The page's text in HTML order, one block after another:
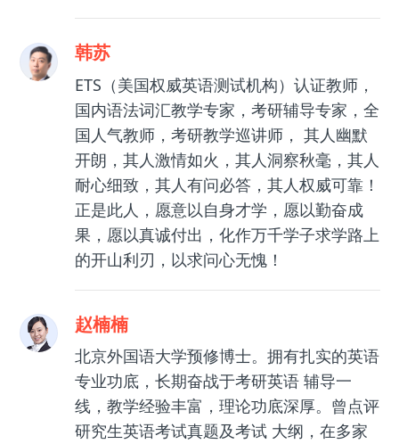
韩苏
ETS（美国权威英语测试机构）认证教师，
国内语法词汇教学专家，考研辅导专家，全
国人气教师，考研教学巡讲师， 其人幽默
开朗，其人激情如火，其人洞察秋毫，其人
耐心细致，其人有问必答，其人权威可靠！
正是此人，愿意以自身才学，愿以勤奋成
果，愿以真诚付出，化作万千学子求学路上
的开山利刃，以求问心无愧！
赵楠楠
北京外国语大学预修博士。拥有扎实的英语
专业功底，长期奋战于考研英语 辅导一
线，教学经验丰富，理论功底深厚。曾点评
研究生英语考试真题及考试 大纲，在多家